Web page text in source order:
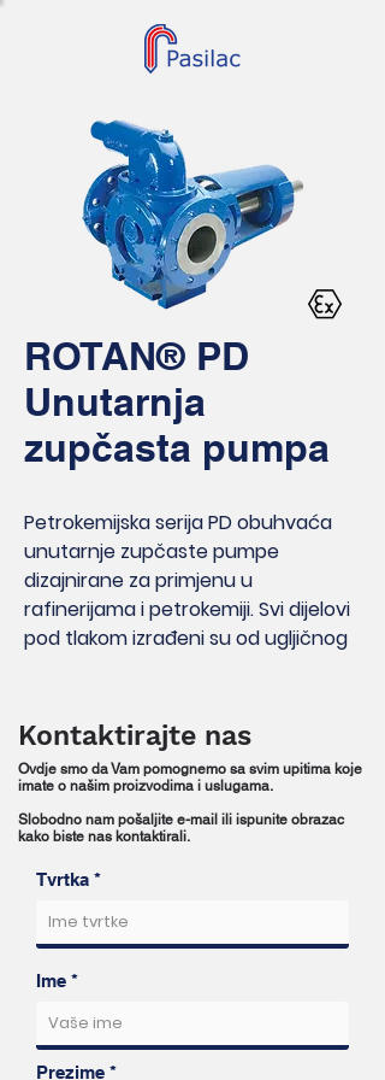
ROTAN® PD
Unutarnja
zupčasta pumpa
Petrokemijska serija PDobuhvaća
unutarnje zupčaste pumpe
dizajnirane za primjenu u
rafinerijama i petrokemiji. Svi dijelovi
pod tlakom izrađeni su od ugljičnog
PD pumpe dostupne su u
izvedbama koje zadovoljavaju API
676 standard (s određenim
odstupanjima).
Primjene uključuju pumpanje:
nafte
benzina
mazivnog ulja
masti
aditiva
bitumena
Kontaktirajte nas
Ovdje smo da Vam pomognemo sa svim upitima koje
imate o našim proizvodima i uslugama.
Slobodno nam pošaljite e-mail ili ispunite obrazac
kako biste nas kontaktirali.
Tvrtka
Ime
Prezime